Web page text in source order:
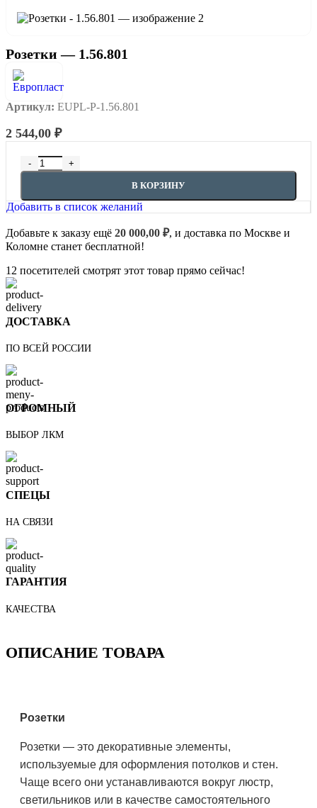
Розетки — 1.56.801
Артикул: EUPL-P-1.56.801
2 544,00 ₽
Количество товара Розетки - 1.56.801
В КОРЗИНУ
Добавить в список желаний
Добавьте к заказу ещё 20 000,00 ₽, и доставка по Москве и
Коломне станет бесплатной!
12 посетителей смотрят этот товар прямо сейчас!
ДОСТАВКА
ПО ВСЕЙ РОССИИ
ОГРОМНЫЙ
ВЫБОР ЛКМ
СПЕЦЫ
НА СВЯЗИ
ГАРАНТИЯ
КАЧЕСТВА
ОПИСАНИЕ ТОВАРА
Розетки
Розетки — это декоративные элементы,
используемые для оформления потолков и стен.
Чаще всего они устанавливаются вокруг люстр,
светильников или в качестве самостоятельного